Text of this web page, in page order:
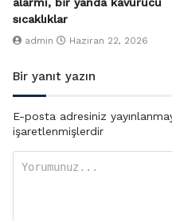
sıcaklıklar
admin Haziran 22, 2026
Bir yanıt yazın
E-posta adresiniz
işaretlenmişlerdir